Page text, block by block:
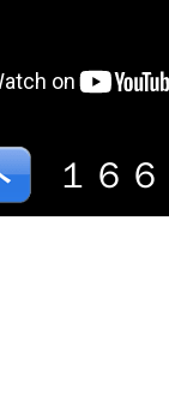
１６６